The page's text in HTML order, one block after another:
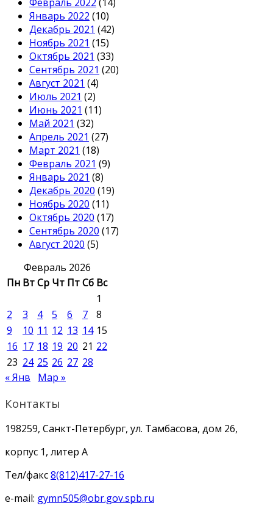
Январь 2022 (10)
Декабрь 2021 (42)
Ноябрь 2021 (15)
Октябрь 2021 (33)
Сентябрь 2021 (20)
Август 2021 (4)
Июль 2021 (2)
Июнь 2021 (11)
Май 2021 (32)
Апрель 2021 (27)
Март 2021 (18)
Февраль 2021 (9)
Январь 2021 (8)
Декабрь 2020 (19)
Ноябрь 2020 (11)
Октябрь 2020 (17)
Сентябрь 2020 (17)
Август 2020 (5)
Февраль 2026
Пн ВтСр Чт ПтСб Вс
1
2
3 4 5 6 7
8
9
10 11 12 13 14 15
16 17 18 19 20 21 22
23 24 25 26 27 28
« Янв
Мар »
Контакты
198259, Санкт-Петербург, ул. Тамбасова, дом 26,
корпус 1, литер А
Тел/факс8(812)417-27-16
e-mail: gymn505@obr.gov.spb.ru